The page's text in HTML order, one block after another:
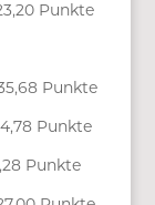
Punkte
Punkte
Punkte
Punkte